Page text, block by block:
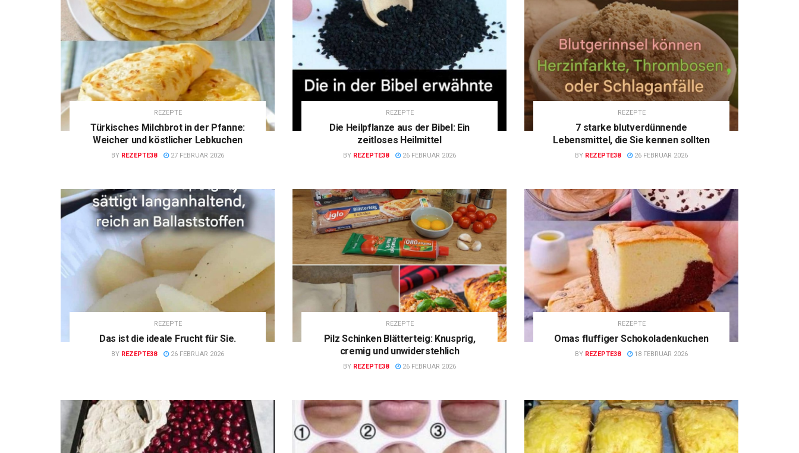
REZEPTE
Türkisches Milchbrot in der Pfanne:
Weicher und köstlicher Lebkuchen
BY REZEPTE38 27 FEBRUAR 2026
REZEPTE
Die Heilpflanze aus der Bibel: Ein
zeitloses Heilmittel
BY REZEPTE38 26 FEBRUAR 2026
REZEPTE
7 starke blutverdünnende
Lebensmittel, die Sie kennen sollten
BY REZEPTE38 26 FEBRUAR 2026
REZEPTE
Das ist die ideale Frucht für Sie.
BY REZEPTE38 26 FEBRUAR 2026
REZEPTE
Pilz Schinken Blätterteig: Knusprig,
cremig und unwiderstehlich
BY REZEPTE38 26 FEBRUAR 2026
REZEPTE
Omas fluffiger Schokoladenkuchen
BY REZEPTE38 18 FEBRUAR 2026